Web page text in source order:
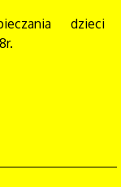
dzieci